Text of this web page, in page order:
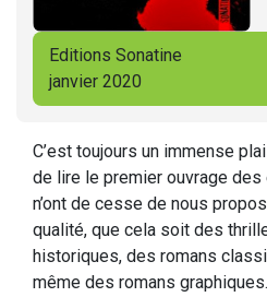
Editions Sonatine
janvier 2020
C’est toujours un immense
de lire le premier ouvrage
n’ont de cesse de nous
qualité, que cela soit des
historiques, des romans
même des romans